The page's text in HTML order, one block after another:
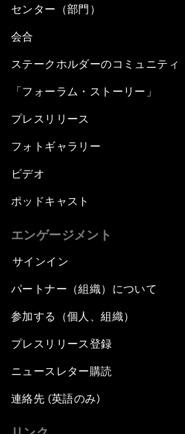
センター（部門）
会合
ステークホルダーのコミュニティ
「フォーラム・ストーリー」
プレスリリース
フォトギャラリー
ビデオ
ポッドキャスト
エンゲージメント
サインイン
パートナー（組織）について
参加する（個人、組織）
プレスリリース登録
ニュースレター購読
連絡先 (英語のみ)